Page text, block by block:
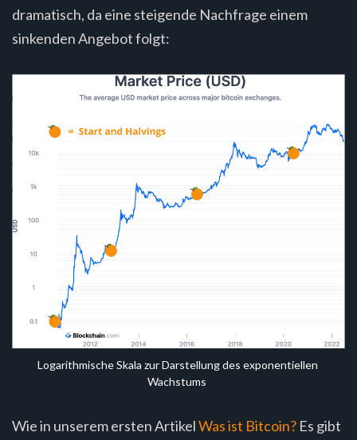
dramatisch, da eine steigende Nachfrage einem
sinkenden Angebot folgt:
Logarithmische Skala zur Darstellung des exponentiellen
Wachstums
Wie in unserem ersten ArtikelWas ist Bitcoin? Es gibt